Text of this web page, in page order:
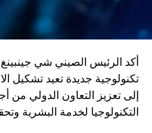
أكد الرئيس الصيني شي
تكنولوجية جديدة تعيد تشكيل
إلى تعزيز التعاون الدولي
التكنولوجيا لخدمة البشرية